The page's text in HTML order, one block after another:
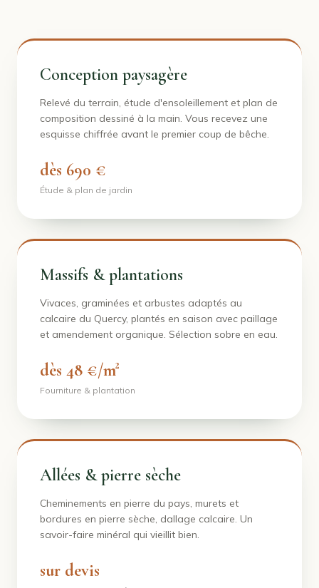
Conception paysagère
Relevé du terrain, étude d'ensoleillement et plan de
composition dessiné à la main. Vous recevez une
esquisse chiffrée avant le premier coup de bêche.
dès 690 €
Étude & plan de jardin
Massifs & plantations
Vivaces, graminées et arbustes adaptés au
calcaire du Quercy, plantés en saison avec paillage
et amendement organique. Sélection sobre en eau.
dès 48 €/m²
Fourniture & plantation
Allées & pierre sèche
Cheminements en pierre du pays, murets et
bordures en pierre sèche, dallage calcaire. Un
savoir-faire minéral qui vieillit bien.
sur devis